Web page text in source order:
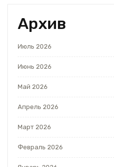
Архив
Июль 2026
Июнь 2026
Май 2026
Апрель 2026
Март 2026
Февраль 2026